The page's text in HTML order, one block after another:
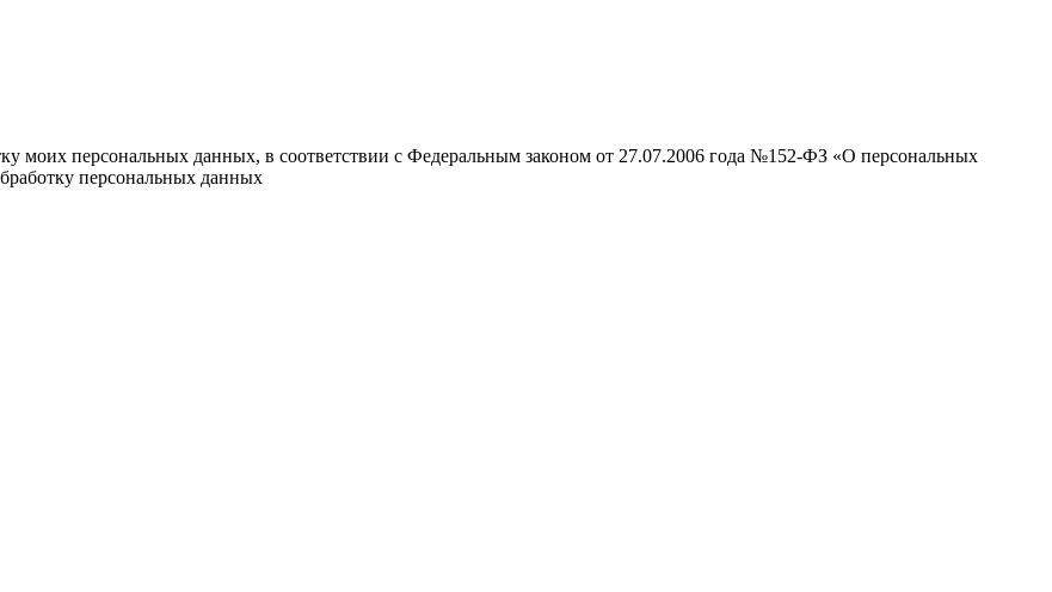
моих персональных данных, в соответствии с Федеральным законом от 27.07.2006 года №152-ФЗ «О персональных
персональных данных